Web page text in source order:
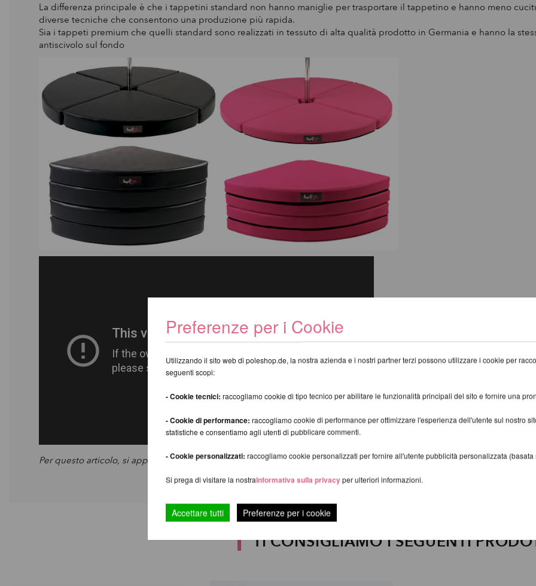
La differenza principale è che i tappetini standard non hanno maniglie per trasportare il tappetino e hanno meno
diverse tecniche che consentono una produzione più rapida.
Sia i tappeti premium che quelli standard sono realizzati in tessuto di alta qualità prodotto in Germania e hanno la
antiscivolo sul fondo
Per questo articolo, si applica supplemento trasporto supplementare per le consegne al di fuori della Germania.
TI CONSIGLIAMO I SEGUENTI
Preferenze per i Cookie
Utilizzando il sito web di poleshop.de, la nostra azienda e i nostri partner terzi possono utilizzare i cookie per
seguenti scopi:
- Cookie tecnici: raccogliamo cookie di tipo tecnico per abilitare le funzionalità principali del sito e fornire una
- Cookie di performance: raccogliamo cookie di performance per ottimizzare l'esperienza dell'utente sul nostro
statistiche e consentiamo agli utenti di pubblicare commenti.
- Cookie personalizzati: raccogliamo cookie personalizzati per fornire all'utente pubblicità personalizzata
Si prega di visitare la nostraInformativa sulla privacy per ulteriori informazioni.
Accettare tutti Preferenze per i cookie